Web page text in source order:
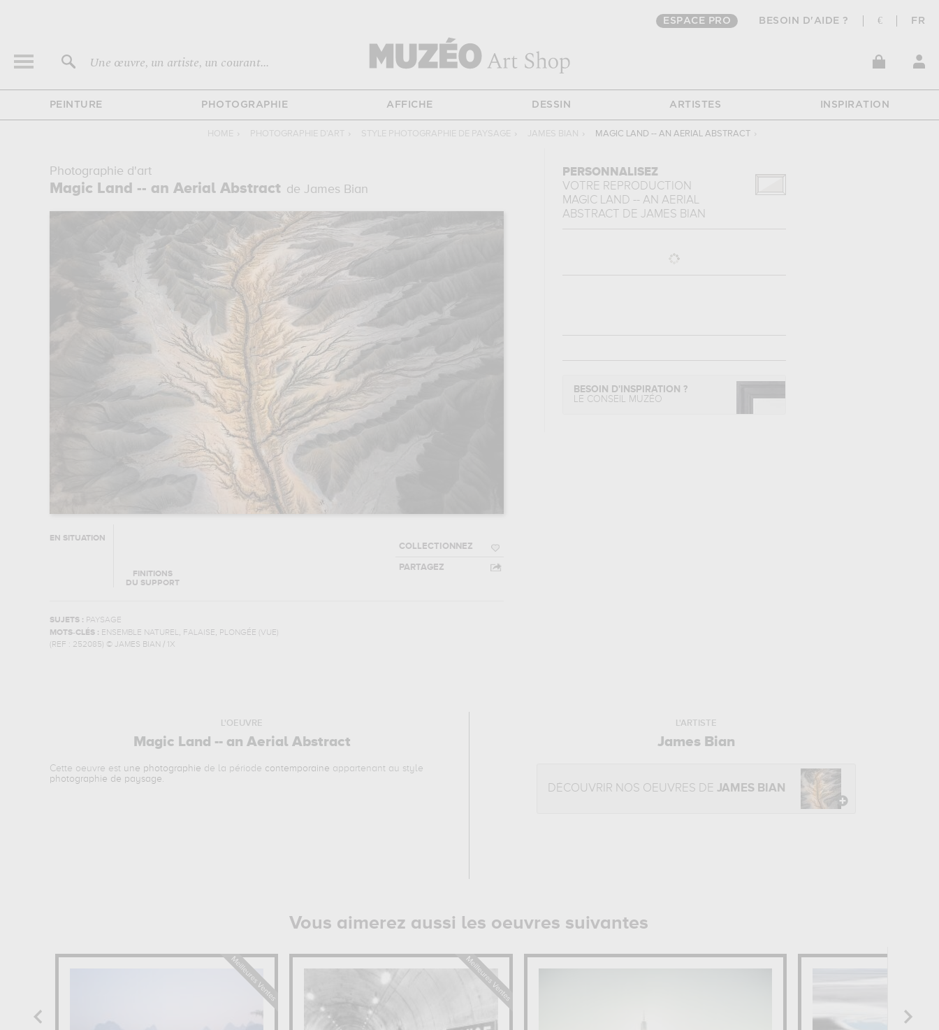
ESPACE PRO BESOIN D'AIDE ? € FR
Une œuvre, un artiste, un courant...
PEINTURE PHOTOGRAPHIE AFFICHE DESSIN ARTISTES INSPIRATION
HOME › PHOTOGRAPHIE D'ART › STYLE PHOTOGRAPHIE DE PAYSAGE › JAMES BIAN › MAGIC LAND -- AN AERIAL ABSTRACT ›
Photographie d'art
Magic Land -- an Aerial Abstract de James Bian
EN SITUATION
FINITIONS
DU SUPPORT
COLLECTIONNEZ
PARTAGEZ
SUJETS : PAYSAGE
MOTS-CLÉS : ENSEMBLE NATUREL, FALAISE, PLONGÉE (VUE)
(REF : 252085) © JAMES BIAN / 1X
PERSONNALISEZ
VOTRE REPRODUCTION
MAGIC LAND -- AN AERIAL
ABSTRACT
DE JAMES BIAN
BESOIN D'INSPIRATION ?
LE CONSEIL MUZÉO
L'OEUVRE
Magic Land -- an Aerial Abstract
Cette oeuvre est une photographie de la période contemporaine appartenant au style
photographie de paysage.
L'ARTISTE
James Bian
DÉCOUVRIR NOS OEUVRES DEJAMES BIAN
Vous aimerez aussi les oeuvres suivantes